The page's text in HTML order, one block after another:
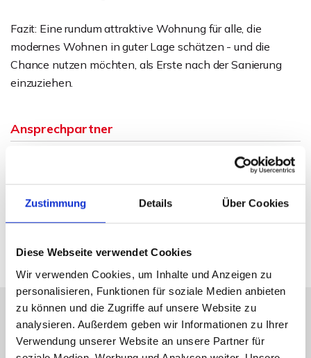
Zustimmung Details Über Cookies
Diese Webseite verwendet Cookies
Wir verwenden Cookies, um Inhalte und Anzeigen zu
personalisieren, Funktionen für soziale Medien anbieten
zu können und die Zugriffe auf unsere Website zu
analysieren. Außerdem geben wir Informationen zu Ihrer
Verwendung unserer Website an unsere Partner für
Fazit: Eine rundum attraktive Wohnung für alle, die
modernes Wohnen in guter Lage schätzen - und die
Chance nutzen möchten, als Erste nach der Sanierung
einzuziehen.
Ansprechpartner
Telefon: 0571 597 265 17
Telefax: 0571 870 490 05
Energieausweis (Verbrauchsausweis)